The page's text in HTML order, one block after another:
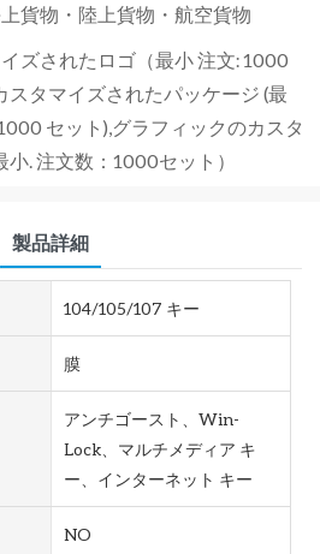
貨物・陸上貨物・航空貨物
ズされたロゴ（最小 注文: 1000
スタマイズされたパッケージ (最
セット),グラフィックのカスタ
小. 注文数：1000セット）
製品詳細
104/105/107 キー
膜
アンチゴースト、Win-
Lock、マルチメディア キ
ー、インターネット キー
NO